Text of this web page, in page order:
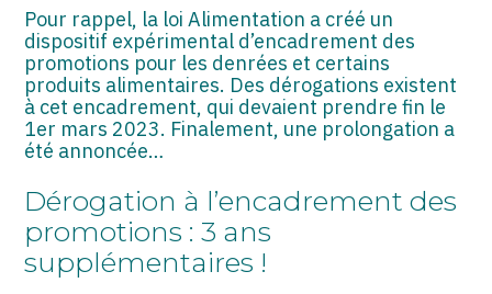
HOLDING
PARTICULIERS
EXPATRIÉ NON RÉSIDANT
IMPATRIÉ / EXPATRIÉ
ASSOCIATIONS
START-UP
Être prêt pour la facturation
électronique
Pour rappel, la loi Alimentation a créé un
dispositif expérimental d’encadrement des
promotions pour les denrées et certains
produits alimentaires. Des dérogations existent
à cet encadrement, qui devaient prendre fin le
1er mars 2023. Finalement, une prolongation a
été annoncée…
Dérogation à l’encadrement des
promotions : 3 ans
supplémentaires !